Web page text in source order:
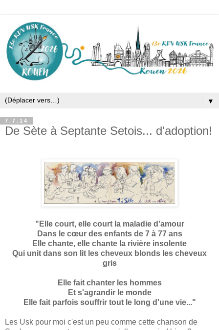
▼
7.7.14
De Sète à Septante Setois... d'adoption!
"Elle court, elle court la maladie d'amour
Dans le cœur des enfants de 7 à 77 ans
Elle chante, elle chante la rivière insolente
Qui unit dans son lit les cheveux blonds les cheveux
gris
Elle fait chanter les hommes
Et s'agrandir le monde
Elle fait parfois souffrir tout le long d'une vie..."
Les Usk pour moi c'est un peu comme cette chanson de